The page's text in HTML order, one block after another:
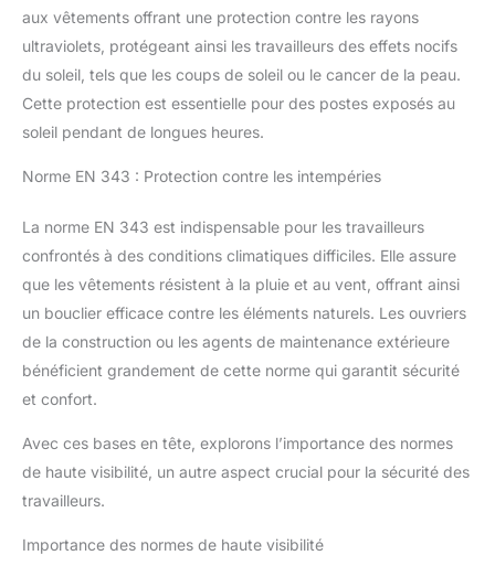
aux vêtements offrant une protection contre les rayons
ultraviolets, protégeant ainsi les travailleurs des effets nocifs
du soleil, tels que les coups de soleil ou le cancer de la peau.
Cette protection est essentielle pour des postes exposés au
soleil pendant de longues heures.
Norme EN 343 : Protection contre les intempéries
La norme EN 343 est indispensable pour les travailleurs
confrontés à des conditions climatiques difficiles. Elle assure
que les vêtements résistent à la pluie et au vent, offrant ainsi
un bouclier efficace contre les éléments naturels. Les ouvriers
de la construction ou les agents de maintenance extérieure
bénéficient grandement de cette norme qui garantit sécurité
et confort.
Avec ces bases en tête, explorons l’importance des normes
de haute visibilité, un autre aspect crucial pour la sécurité des
travailleurs.
Importance des normes de haute visibilité